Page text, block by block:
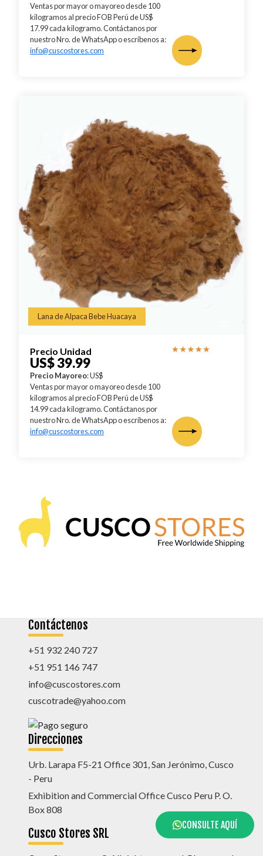
Ventas por mayor o mayoreo desde 100
kilogramos al precio FOB Perú de US$
17.99 cada kilogramo. Contáctanos por
nuestro Nro. de WhatsApp o escríbenos a:
info@cuscostores.com
Lana de Alpaca Bebe Huacaya
Precio Unidad
US$ 39.99
Precio Mayoreo: US$
Ventas por mayor o mayoreo desde 100
kilogramos al precio FOB Perú de US$
14.99 cada kilogramo. Contáctanos por
nuestro Nro. de WhatsApp o escríbenos a:
info@cuscostores.com
Contáctenos
+51 932 240 727
+51 951 146 747
info@cuscostores.com
cuscotrade@yahoo.com
Direcciones
Urb. Larapa F5-21 Office 301, San Jerónimo, Cusco
- Peru
Exhibition and Commercial Office Cusco Peru P. O.
Box 808
Cusco Stores SRL
CONSULTE AQUÍ